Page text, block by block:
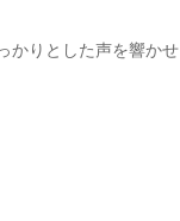
かりとした声を響かせ